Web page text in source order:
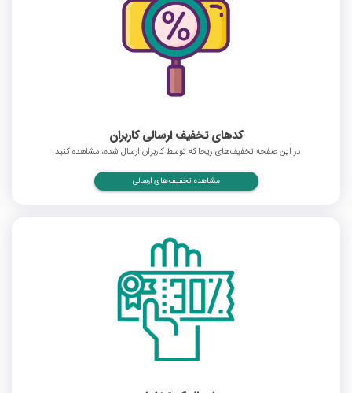
کدهای تخفیف ارسالی کاربران
در این صفحه تخفیف‌های ریحا که توسط کاربران ارسال شده، مشاهده کنید.
مشاهده تخفیف‌های ارسالی